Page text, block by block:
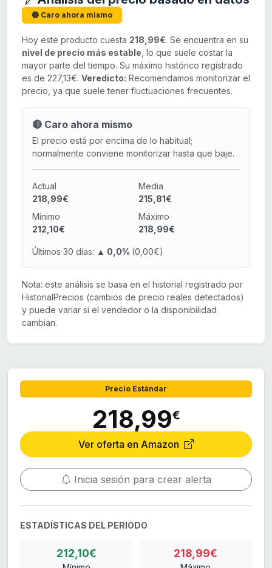
🔴 Caro ahora mismo
Hoy este producto cuesta 218,99€. Se encuentra en su
nivel de precio más estable , lo que suele costar la
mayor parte del tiempo. Su máximo histórico registrado
es de 227,13€. Veredicto: Recomendamos monitorizar el
precio, ya que suele tener fluctuaciones frecuentes.
🔴 Caro ahora mismo
El precio está por encima de lo habitual;
normalmente conviene monitorizar hasta que baje.
Actual
218,99€
Media
215,81€
Mínimo
212,10€
Máximo
218,99€
Últimos 30 días: ▲ 0,0% (0,00€)
Nota: este análisis se basa en el historial registrado por
HistorialPrecios (cambios de precio reales detectados)
y puede variar si el vendedor o la disponibilidad
cambian.
Precio Estándar
218,99€
Ver oferta en Amazon
Inicia sesión para crear alerta
ESTADÍSTICAS DEL PERIODO
212,10€ 218,99€